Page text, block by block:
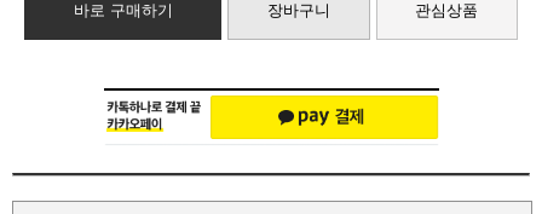
바로 구매하기 장바구니 관심상품